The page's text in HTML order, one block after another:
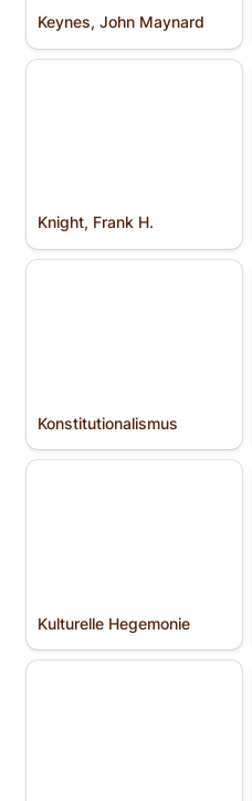
Keynes, John Maynard
Knight, Frank H.
Knight, Frank H.
Konstitutio­nalismus
Konstitutio­nalismus
Kulturelle Hegemonie
Kulturelle Hegemonie
Lachmann, Ludwig